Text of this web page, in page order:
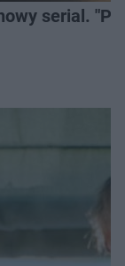
serial.